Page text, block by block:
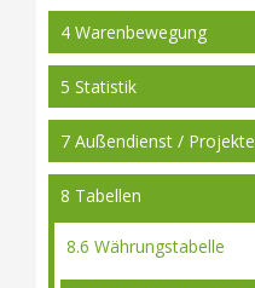
4 Warenbewegung
5 Statistik
7 Außendienst / Projekte
8 Tabellen
8.6 Währungstabelle